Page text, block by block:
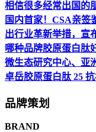
相信很多经常出国的
国内首家！CSA亲签
出行业革新举措，宣
哪种品牌胶原蛋白肽
微生态研究中心、亚
卓岳胶原蛋白肽 25
品牌策划
BRAND